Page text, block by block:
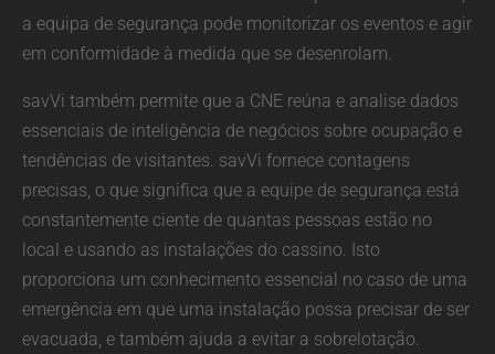
a equipa de segurança pode monitorizar os eventos e agir
em conformidade à medida que se desenrolam.
savVi também permite que a CNE reúna e analise dados
essenciais de inteligência de negócios sobre ocupação e
tendências de visitantes. savVi fornece contagens
precisas, o que significa que a equipe de segurança está
constantemente ciente de quantas pessoas estão no
local e usando as instalações do cassino. Isto
proporciona um conhecimento essencial no caso de uma
emergência em que uma instalação possa precisar de ser
evacuada, e também ajuda a evitar a sobrelotação.